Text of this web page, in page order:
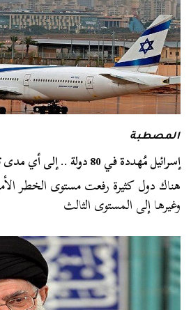
المصطبة
إسرائيل مُهددة في 80 دولة .. إلى أي مدى تبعد قدرات المقاومة؟
هناك دول كثيرة رفعت مستوى الخطر
وغيرها إلى المستوى الثالث